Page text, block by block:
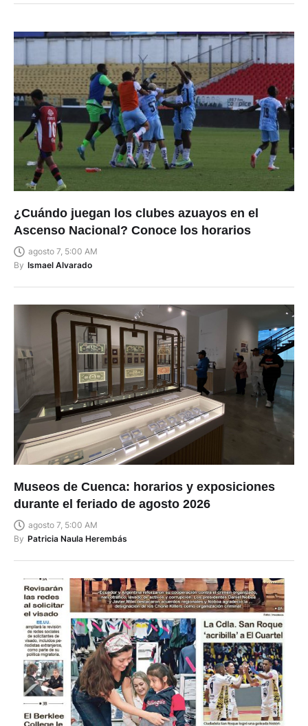
¿Cuándo juegan los clubes azuayos en el
Ascenso Nacional? Conoce los horarios
agosto 7, 5:00 AM
By Ismael Alvarado
Museos de Cuenca: horarios y exposiciones
durante el feriado de agosto 2026
agosto 7, 5:00 AM
By Patricia Naula Herembás